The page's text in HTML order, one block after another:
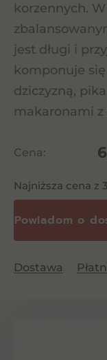
korzennych.
jest długi i
komponuje
dziczyzną,
makaronami
Cena:
Najniższa cena z
Dostawa